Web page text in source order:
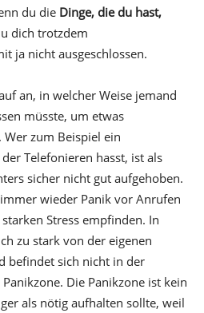
du die Dinge, die du hast,
dich trotzdem
ja nicht ausgeschlossen.
an, in welcher Weise jemand
müsste, um etwas
zum Beispiel ein
Telefonieren hasst, ist als
sicher nicht gut aufgehoben.
wieder Panik vor Anrufen
Stress empfinden. In
zu stark von der eigenen
befindet sich nicht in der
Die Panikzone ist kein
als nötig aufhalten sollte, weil